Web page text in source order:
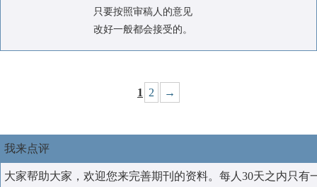
只要按照审稿人的意见
改好一般都会接受的。
1 2 →
我来点评
大家帮助大家，欢迎您来完善期刊的资料。每人30天之内只有